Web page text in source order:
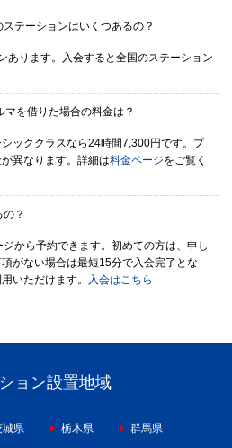
テーションはいくつあるの？
あります。入会すると全国のステーション
を借りた場合の料金は？
ッククラスなら24時間7,300円です。プ
異なります。詳細は料金ページをご覧く
？
から予約できます。初めての方は、申し
がない場合は最短15分で入会完了とな
いただけます。
入会はこちら
ョン設置地域
城県 栃木県 群馬県